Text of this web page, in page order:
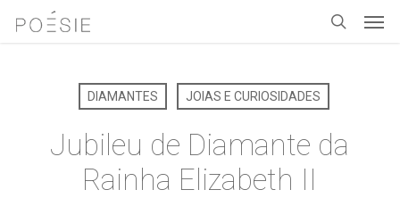
DIAMANTES JOIAS E CURIOSIDADES
Jubileu de Diamante da
Rainha Elizabeth II